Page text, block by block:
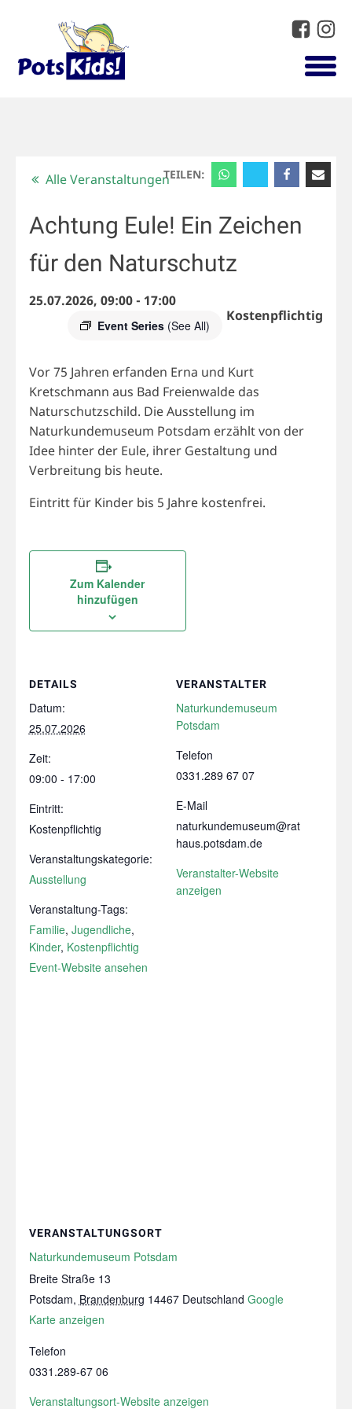
TEILEN:
Alle Veranstaltungen
Achtung Eule! Ein Zeichen
für den Naturschutz
25.07.2026, 09:00- 17:00
Event Series (See All)
Kostenpflichtig
Vor 75 Jahren erfanden Erna und Kurt
Kretschmann aus Bad Freienwalde das
Naturschutzschild. Die Ausstellung im
Naturkundemuseum Potsdam erzählt von der
Idee hinter der Eule, ihrer Gestaltung und
Verbreitung bis heute.
Eintritt für Kinder bis 5 Jahre kostenfrei.
Zum Kalender
hinzufügen
DETAILS
Datum:
25.07.2026
Zeit:
09:00 - 17:00
Eintritt:
Kostenpflichtig
Veranstaltungskategorie:
Ausstellung
Veranstaltung-Tags:
Familie, Jugendliche,
Kinder, Kostenpflichtig
Event-Website ansehen
VERANSTALTER
Naturkundemuseum
Potsdam
Telefon
0331.289 67 07
E-Mail
naturkundemuseum@rat
haus.potsdam.de
Veranstalter-Website
anzeigen
VERANSTALTUNGSORT
Naturkundemuseum Potsdam
Breite Straße 13
Potsdam, Brandenburg 14467 Deutschland Google
Karte anzeigen
Telefon
0331.289‑67 06
Veranstaltungsort-Website anzeigen